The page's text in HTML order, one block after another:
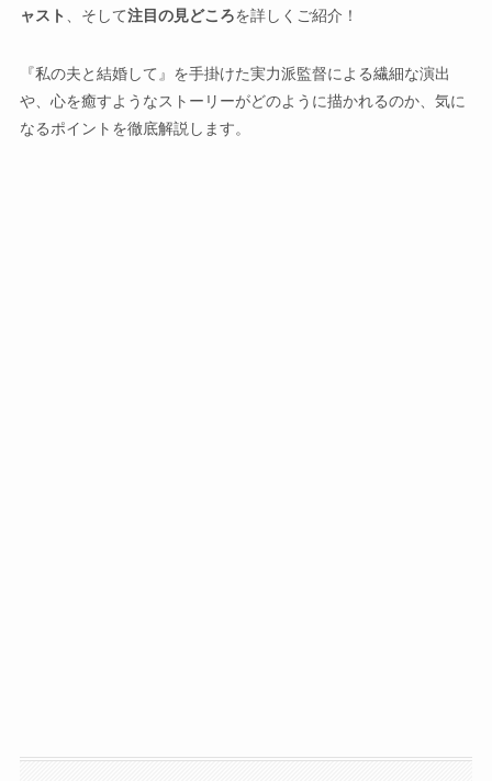
ャスト 、そして注目の見どころを詳しくご紹介！
『私の夫と結婚して』を手掛けた実力派監督による繊細な演出
や、心を癒すようなストーリーがどのように描かれるのか、気に
なるポイントを徹底解説します。